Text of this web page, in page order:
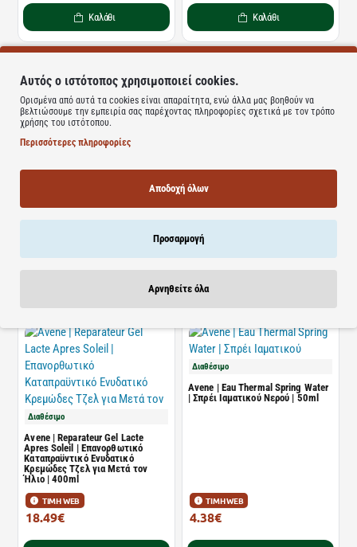
Καλάθι Καλάθι
Μη Διαθέσιμο
Avene | Cleanance Hydra
Καταπραϋντική Κρέμα | 40ml
Avene | Reparateur Gel Lacte
Καταπραϋντικό Ενυδατικό
Ήλιο | 200ml
14.99€
Διαθέσιμο
Avene | Reparateur Gel Lacte
Apres Soleil | Επανορθωτικό
Καταπραϋντικό Ενυδατικό
Κρεμώδες Τζελ για Μετά τον
Ήλιο | 400ml
ΤΙΜΗ WEB
18.49€
Διαθέσιμο
Avene | Eau Thermal Spring Water
| Σπρέι Ιαματικού Νερού | 50ml
ΤΙΜΗ WEB
4.38€
Αυτός ο ιστότοπος χρησιμοποιεί cookies.
Ορισμένα από αυτά τα cookies είναι απαραίτητα, ενώ άλλα μας βοηθούν να
βελτιώσουμε την εμπειρία σας παρέχοντας πληροφορίες σχετικά με τον τρόπο
χρήσης του ιστότοπου.
Περισσότερες πληροφορίες
Αποδοχή όλων
Προσαρμογή
Αρνηθείτε όλα